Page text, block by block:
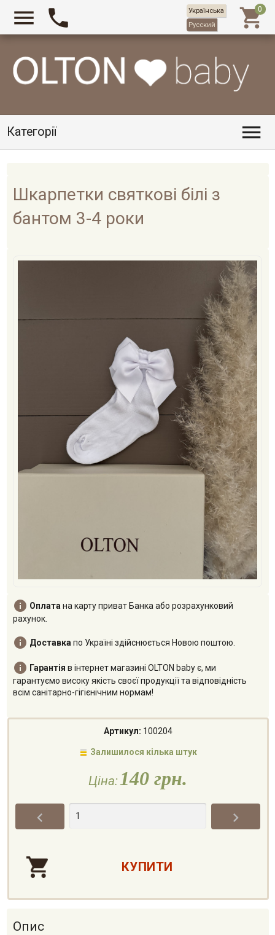
Категорії 
  
Шкарпетки святкові білі з
бантом 3-4 роки
 Оплатана карту приват Банка або розрахунковий
рахунок.
 Доставкапо Україні здійснюється Новою поштою.
 Гарантія в інтернет магазині OLTON baby є, ми
гарантуємо високу якість своєї продукції та відповідність
всім санітарно-гігієнічним нормам!
Артикул: 100204
Залишилося кілька штук
Ціна:140 грн.
 
Опис
Українська
Русский